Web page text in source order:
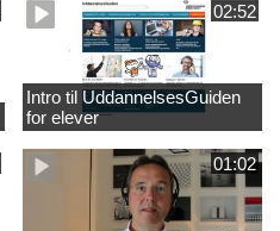
02:52
Intro til UddannelsesGuiden
for elever
01:02